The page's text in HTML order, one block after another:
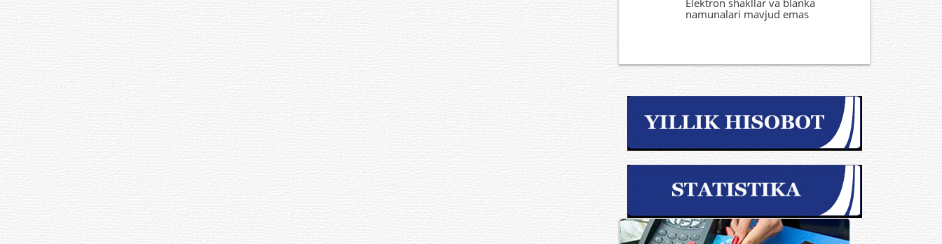
Elektron shakllar va blanka
namunalari mavjud emas